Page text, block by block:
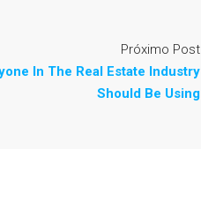
Próximo Post
In The Real Estate Industry
Should Be Using